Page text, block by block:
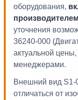
оборудования,
уточнения
36240-000
актуальной
менеджерами.
Внешний вид S1-
отличаться от